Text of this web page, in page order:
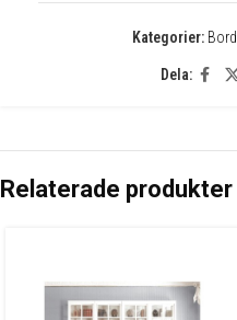
Kategorier: Bord
Dela:
Relaterade produkter